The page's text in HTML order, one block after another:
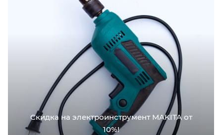
Скидка на электроинструмент MAKITA от
10%!